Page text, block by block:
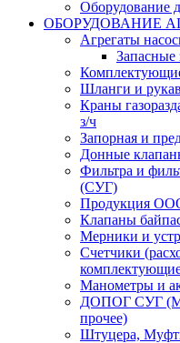
Оборудование
ОБОРУДОВАНИЕ
Агрегаты
Запасные
Шланги и
Краны
з/ч
Запорная и
Донные
Фильтра и
(СУГ)
Продукция
Клапаны
Мерники и
Счетчики
Манометры и
ДОПОГ СУГ
прочее)
Штуцера,